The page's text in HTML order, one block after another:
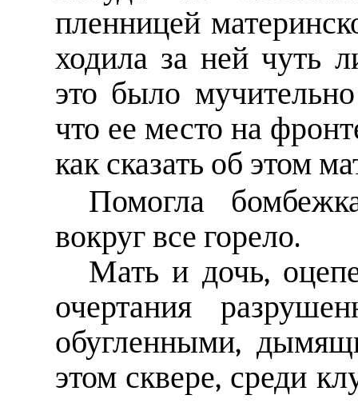
пленницей
ходила за ней чуть
это было
что ее место на
как сказать об этом
Помогла
вокруг все горело.
Мать и дочь,
очертания
обугленными,
этом сквере, среди